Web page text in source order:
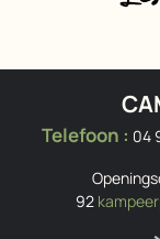
Telefoon : 04
92